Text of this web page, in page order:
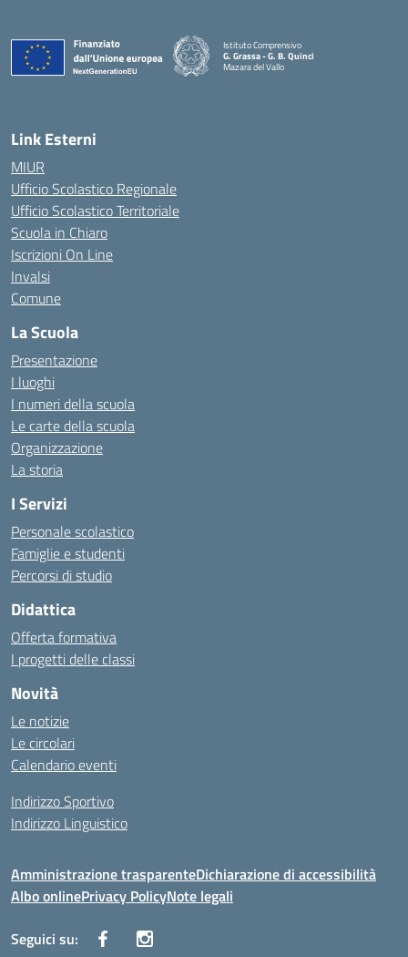
Istituto Comprensivo
G. Grassa - G. B. Quinci
Mazara del Vallo
Link Esterni
MIUR
Ufficio Scolastico Regionale
Ufficio Scolastico Territoriale
Scuola in Chiaro
Iscrizioni On Line
Invalsi
Comune
La Scuola
Presentazione
I luoghi
I numeri della scuola
Le carte della scuola
Organizzazione
La storia
I Servizi
Personale scolastico
Famiglie e studenti
Percorsi di studio
Didattica
Offerta formativa
I progetti delle classi
Novità
Le notizie
Le circolari
Calendario eventi
Indirizzo Sportivo
Indirizzo Linguistico
Amministrazione trasparenteDichiarazione di accessibilità
Albo onlinePrivacy PolicyNote legali
Seguici su: